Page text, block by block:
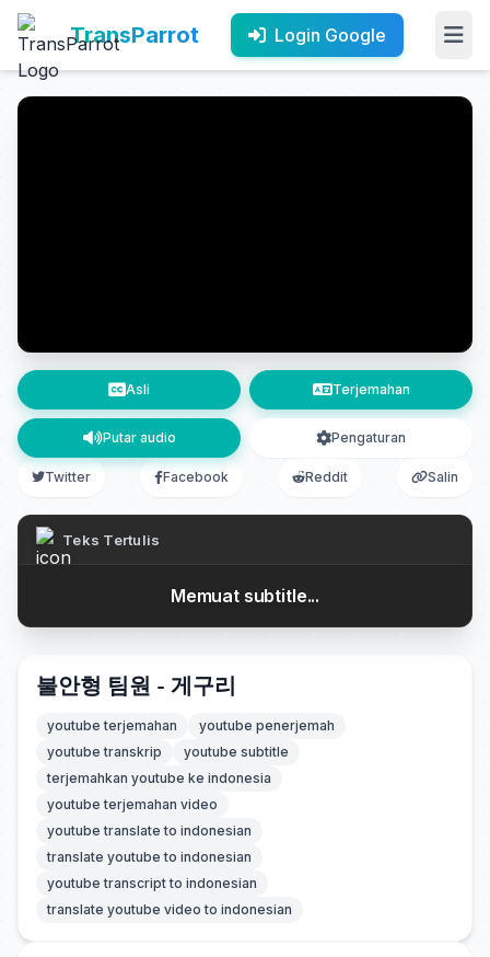
TransParrot Login Google
Asli Terjemahan
Putar audio Pengaturan
Twitter Facebook Reddit Salin
Teks Tertulis
Memuat subtitle...
불안형 팀원 - 게구리
youtube terjemahan
youtube penerjemah
youtube transkrip
youtube subtitle
terjemahkan youtube ke indonesia
youtube terjemahan video
youtube translate to indonesian
translate youtube to indonesian
youtube transcript to indonesian
translate youtube video to indonesian